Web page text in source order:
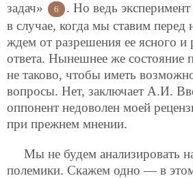
задач»
6
. Но ведь эксперимент
в случае, когда мы ставим
ждем от разрешения ее ясного и
ответа. Нынешнее же состояние
не таково, чтобы иметь
вопросы. Нет, заключает А.И.
оппонент недоволен моей
при прежнем мнении.
Мы не будем анализировать
полемики. Скажем одно — в